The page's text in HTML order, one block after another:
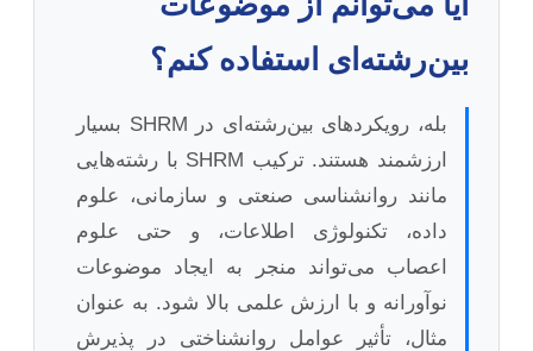
بین‌رشته‌ای استفاده کنم؟
بله، رویکردهای بین‌رشته‌ای در SHRM بسیار
ارزشمند هستند. ترکیب SHRM با رشته‌هایی
مانند روانشناسی صنعتی و سازمانی، علوم
داده، تکنولوژی اطلاعات، و حتی علوم
اعصاب می‌تواند منجر به ایجاد موضوعات
نوآورانه و با ارزش علمی بالا شود. به عنوان
مثال، تأثیر عوامل روانشناختی در پذیرش